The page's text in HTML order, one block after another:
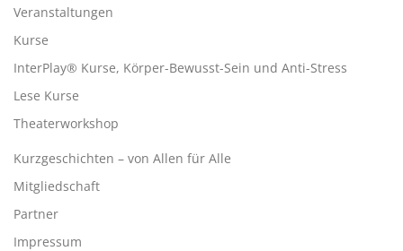
Veranstaltungen
Kurse
InterPlay® Kurse, Körper-Bewusst-Sein und Anti-Stress
Lese Kurse
Theaterworkshop
Kurzgeschichten – von Allen für Alle
Mitgliedschaft
Partner
Impressum